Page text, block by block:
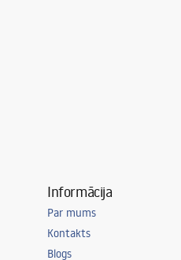
Informācija
Par mums
Kontakts
Blogs